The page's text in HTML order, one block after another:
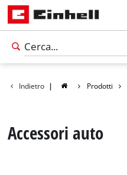
Indietro | Prodotti
Accessori auto